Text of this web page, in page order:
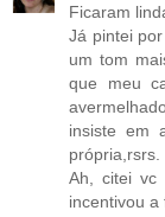
Ficaram
Já pintei
um tom
que meu
insiste em
própria,rsrs.
Ah, citei vc
incentivou a